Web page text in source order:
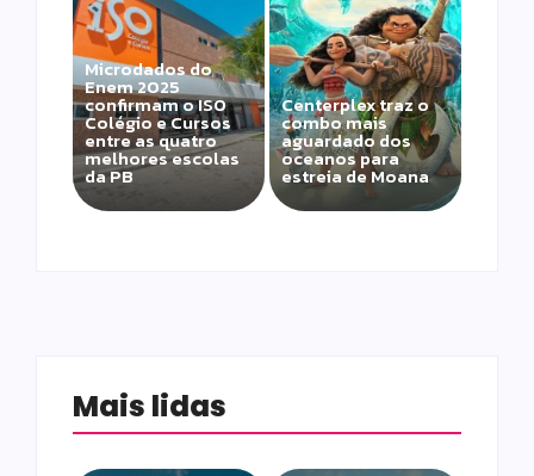
Microdados do
Enem 2025
confirmam o ISO
Colégio e Cursos
entre as quatro
melhores escolas
da PB
Centerplex traz o
combo mais
aguardado dos
oceanos para
estreia de Moana
Mais lidas